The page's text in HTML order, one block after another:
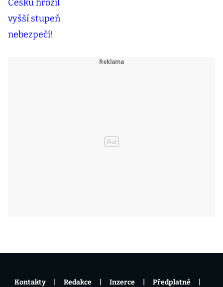
Kontakty Redakce Inzerce Předplatné